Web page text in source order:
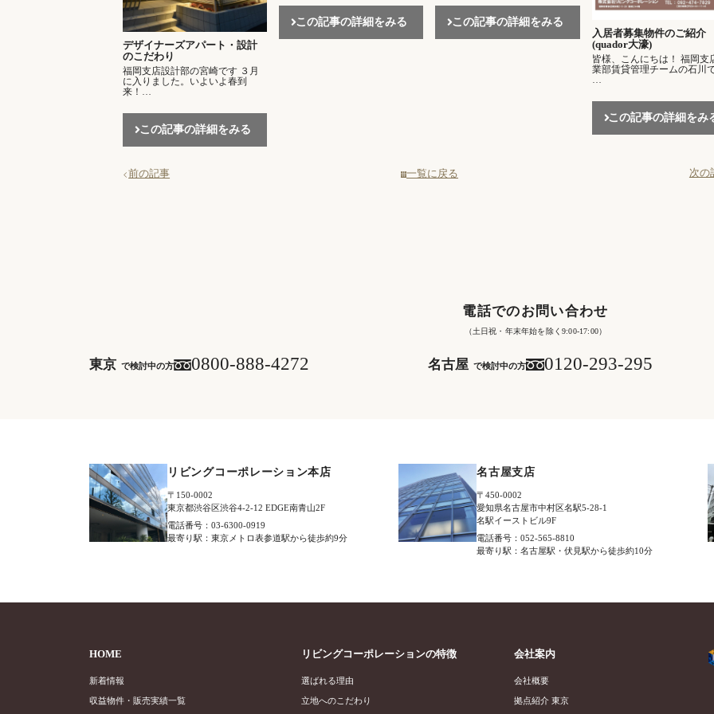
デザイナーズアパート・設計
のこだわり
福岡支店設計部の宮崎です ３月
に入りました。いよいよ春到
来！…
この記事の詳細をみる
この記事の詳細をみる この記事の詳細をみる
入居者募集物件のご紹介
(quador大濠)
皆様、こんにちは！ 福岡支
業部賃貸管理チームの石川で
…
この記事の詳細をみ
前の記事 一覧に戻る 次の
電話でのお問い合わせ
（土日祝・年末年始を除く9:00-17:00）
東京 で検討中の方 0800-888-4272 名古屋 で検討中の方 0120-293-295
リビングコーポレーション本店
〒150-0002
東京都渋谷区渋谷4-2-12 EDGE南青山2F
電話番号：03-6300-0919
最寄り駅：東京メトロ表参道駅から徒歩約9分
名古屋支店
〒450-0002
愛知県名古屋市中村区名駅5-28-1
名駅イーストビル9F
電話番号：052-565-8810
最寄り駅：名古屋駅・伏見駅から徒歩約10分
HOME
新着情報
収益物件・販売実績一覧
リビングコーポレーションの特徴
選ばれる理由
立地へのこだわり
会社案内
会社概要
拠点紹介 東京